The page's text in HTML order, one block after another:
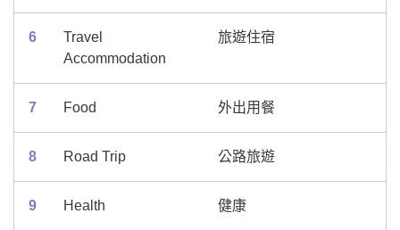
6
Travel
Accommodation
旅遊住宿
7 Food 外出用餐
8 Road Trip 公路旅遊
9 Health 健康